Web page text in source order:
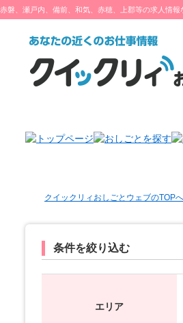
赤磐、瀬戸内、備前、和気、赤穂、上郡等の求人情
クイックリィおしごとウェブのTOPへ
条件を絞り込む
エリア